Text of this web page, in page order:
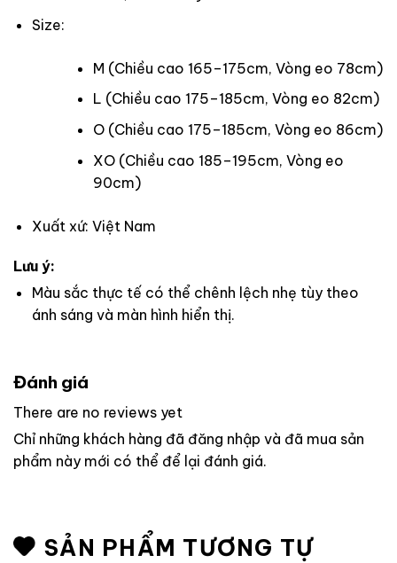
Size:
M (Chiều cao 165–175cm, Vòng eo 78cm)
L (Chiều cao 175–185cm, Vòng eo 82cm)
O (Chiều cao 175–185cm, Vòng eo 86cm)
XO (Chiều cao 185–195cm, Vòng eo
90cm)
Xuất xứ: Việt Nam
Lưu ý:
Màu sắc thực tế có thể chênh lệch nhẹ tùy theo
ánh sáng và màn hình hiển thị.
Đánh giá
There are no reviews yet
Chỉ những khách hàng đã đăng nhập và đã mua sản
phẩm này mới có thể để lại đánh giá.
SẢN PHẨM TƯƠNG TỰ